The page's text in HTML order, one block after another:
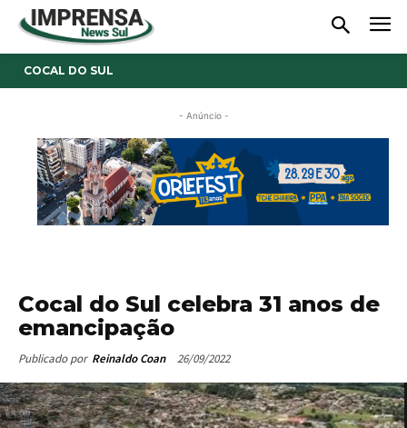
COCAL DO SUL
- Anúncio -
Cocal do Sul celebra 31 anos de
emancipação
Publicado por Reinaldo Coan 26/09/2022